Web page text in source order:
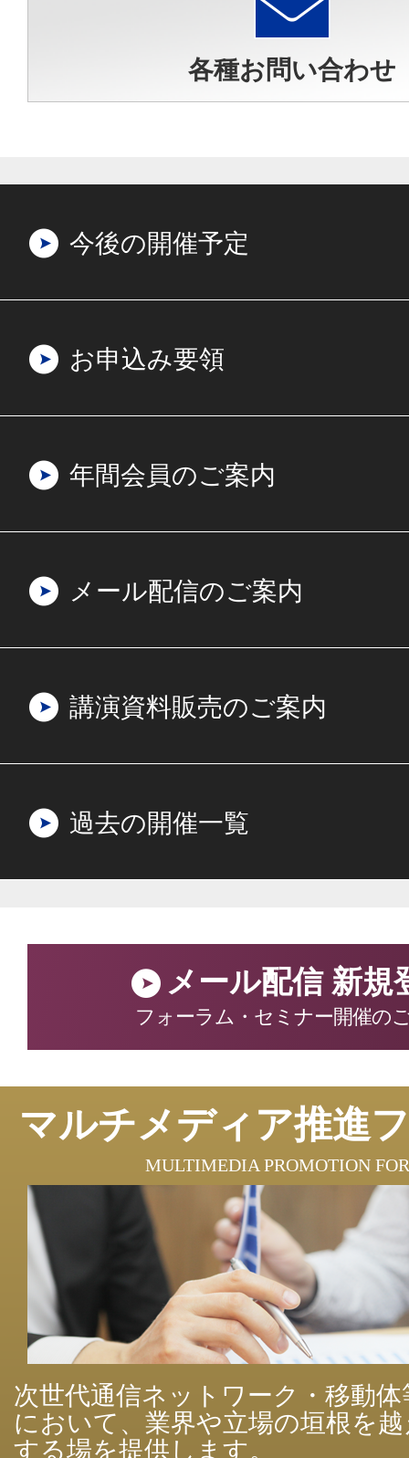
各種お問い合わせ
今後の開催予定
お申込み要領
年間会員のご案内
メール配信のご案内
講演資料販売のご案内
過去の開催一覧
メール配信 新規
フォーラム・セミナー開催の
マルチメディア推進
MULTIMEDIA PROMOTION
次世代通信ネットワーク・移動
において、業界や立場の垣根を
する場を提供します。